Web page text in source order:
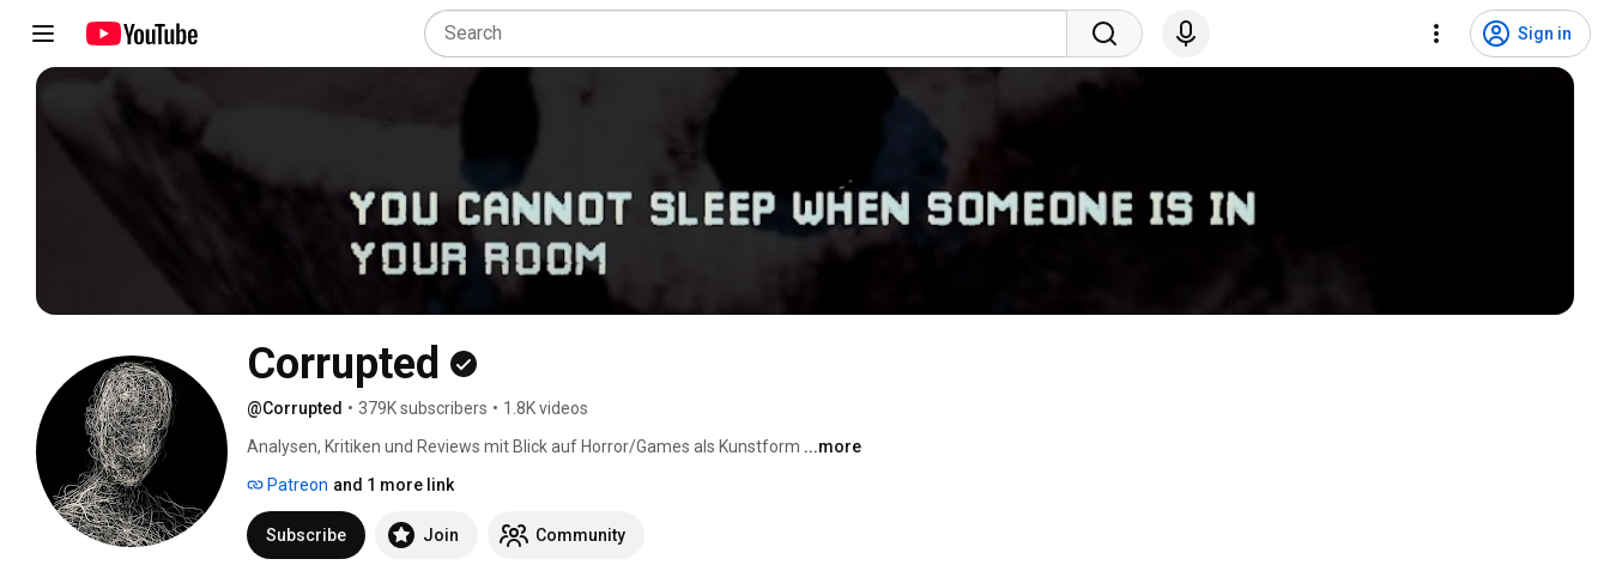
Sign in
Corrupted
@Corrupted • 379K subscribers • 1.8K videos
Analysen, Kritiken und Reviews mit Blick auf Horror/Games als Kunstform ...more
Patreon and 1 more link
Subscribe Join Community